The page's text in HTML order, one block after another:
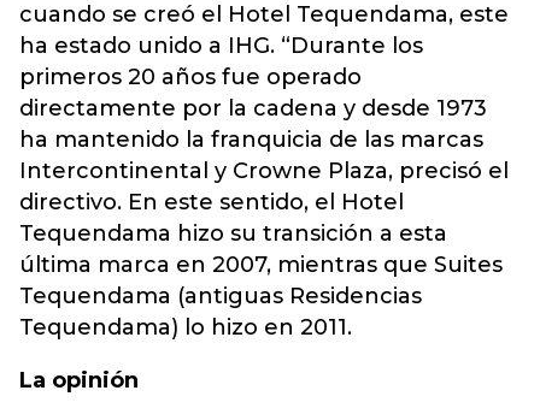
cuando se creó el Hotel Tequendama, este
ha estado unido a IHG. “Durante los
primeros 20 años fue operado
directamente por la cadena y desde 1973
ha mantenido la franquicia de las marcas
Intercontinental y Crowne Plaza, precisó el
directivo. En este sentido, el Hotel
Tequendama hizo su transición a esta
última marca en 2007, mientras que Suites
Tequendama (antiguas Residencias
Tequendama) lo hizo en 2011.
La opinión